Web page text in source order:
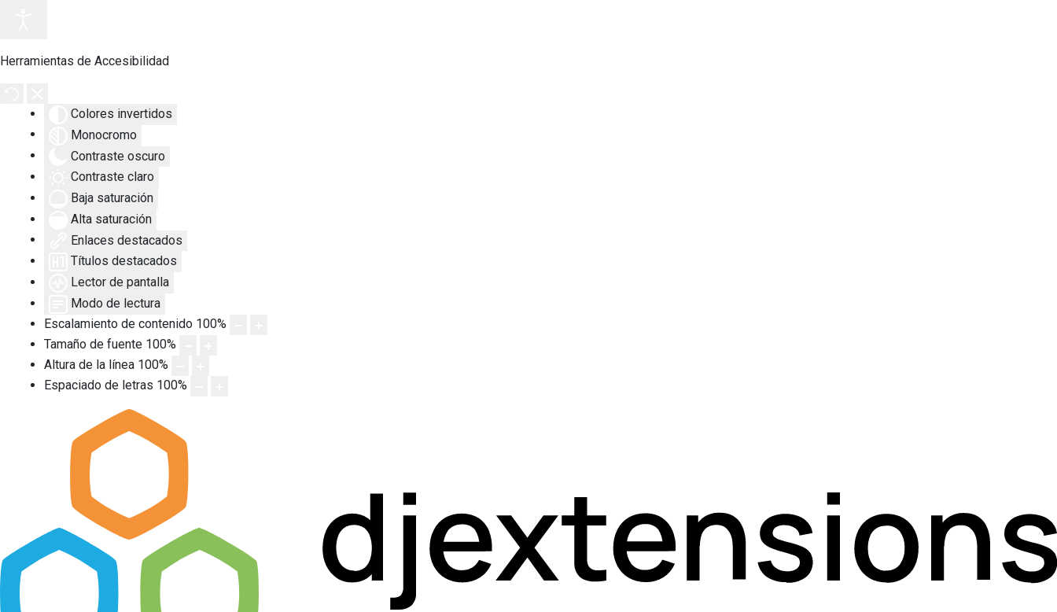
Herramientas de Accesibilidad
Colores invertidos
Monocromo
Contraste oscuro
Contraste claro
Baja saturación
Alta saturación
Enlaces destacados
Títulos destacados
Lector de pantalla
Modo de lectura
Escalamiento de contenido 100%
Tamaño de fuente 100%
Altura de la línea 100%
Espaciado de letras 100%